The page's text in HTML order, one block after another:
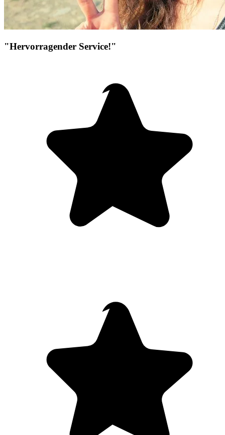
"Hervorragender Service!"